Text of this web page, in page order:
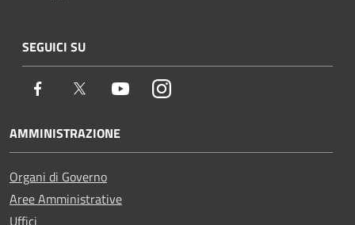
SEGUICI SU
Facebook Twitter YoutubeInstagram
AMMINISTRAZIONE
Organi di Governo
Aree Amministrative
Uffici